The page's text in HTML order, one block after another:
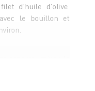
d’huile d’olive.
le bouillon et
Ajoutez un petit